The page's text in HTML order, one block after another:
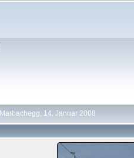
Marbachegg, 14. Januar 2008